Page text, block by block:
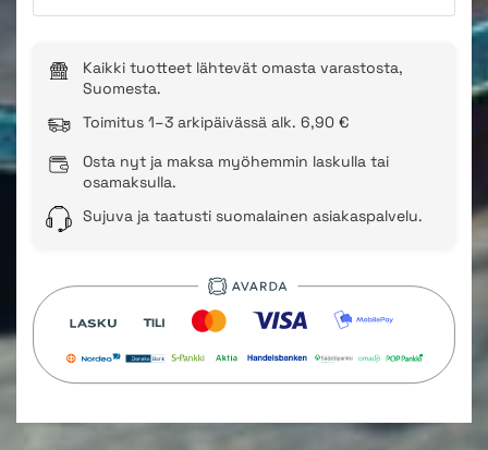
Kaikki tuotteet lähtevät omasta varastosta,
Suomesta.
Toimitus 1–3 arkipäivässä alk. 6,90 €
Osta nyt ja maksa myöhemmin laskulla tai
osamaksulla.
Sujuva ja taatusti suomalainen asiakaspalvelu.